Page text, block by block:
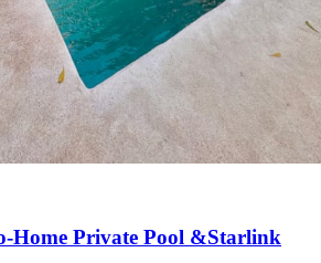
Home Private Pool &Starlink